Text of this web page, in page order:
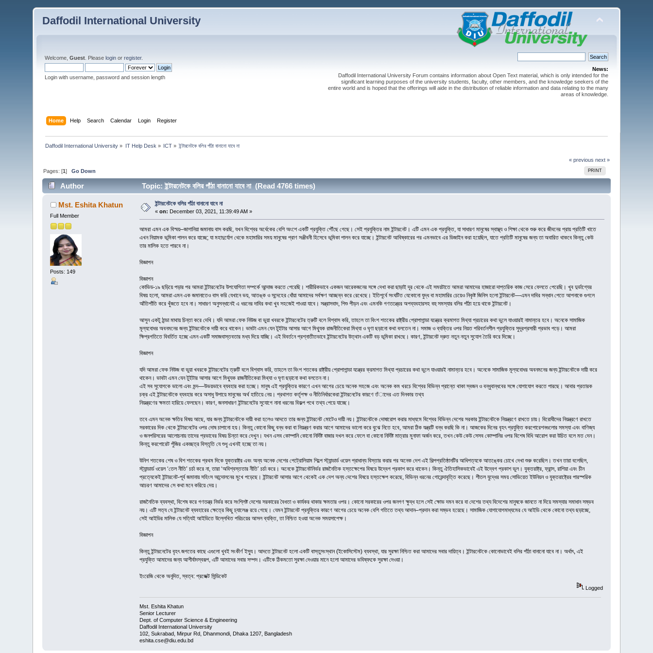
Daffodil International University
Welcome,Guest . Pleaselogin orregister.
Login with username, password and session length
News:
Daffodil International University Forum contains information about Open Text material, which is only intended for the
significant learning purposes of the university students, faculty, other members, and the knowledge seekers of the
entire world and is hoped that the offerings will aide in the distribution of reliable information and data relating to the many
areas of knowledge.
Home Help Search Calendar Login Register
Daffodil International University » IT Help Desk » ICT » ইন্টারনেটকে বলির পাঁঠা বানানো যাবে না
« previous next »
PRINT
Pages: [1]Go Down
Author Topic: ইন্টারনেটকে বলির পাঁঠা বানানো যাবে না (Read 4766 times)
Mst. Eshita Khatun
Full Member
Posts: 149
ইন্টারনেটকে বলির পাঁঠা বানানো যাবে না
«on: December 03, 2021, 11:39:49 AM »
আমরা এমন এক বিস্ময়–জাগানিয়া জমানায় বাস করছি, যখন বিশ্বের অর্ধেকের বেশি অংশে একটি প্রযুক্তি পৌঁছে গেছে। সেই প্রযুক্তির নাম ইন্টারনেট। এটি এমন এক প্রযুক্তি, যা সাধারণ মানুষের স্বাস্থ্য ও শিক্ষা থেকে শুরু করে জীবনের প্রায় প্রতিটি খাতে
এখন নিয়ামক ভূমিকা পালন করে যাচ্ছে; যা মহাদুর্যোগ থেকে মহামারির সময় মানুষের প্রাণ সঞ্জীবনী হিসেবে ভূমিকা পালন করে যাচ্ছে। ইন্টারনেট আবিষ্কারের পর এমনভাবে এর ডিজাইন করা হয়েছিল, যাতে প্রতিটি মানুষের জন্য তা অবারিত থাকবে কিন্তু কেউ
তার মালিক হতে পারবে না।
বিজ্ঞাপন
বিজ্ঞাপন
কোভিড-১৯ ছড়িয়ে পড়ার পর আমরা ইন্টারনেটের উপযোগিতা সম্পর্কে আন্দাজ করতে পেরেছি। শারীরিকভাবে একজন আরেকজনের সঙ্গে দেখা করা ছাড়াই দূর থেকে এই সময়টাতে আমরা আমাদের হাজারো দাপ্তরিক কাজ সেরে ফেলতে পেরেছি। খুব দুর্ভাগ্যের
বিষয় হলো, আমরা এমন এক জমানাতেও বাস করি যেখানে ভয়, আতঙ্ক ও সন্দেহের ধোঁয়া আমাদের সর্বক্ষণ আচ্ছন্ন করে রেখেছে। ইতিপূর্বে সংঘটিত যেকোনো যুদ্ধ বা মহামারির চেয়েও নিকৃষ্ট জিনিস হলো ইন্টারনেট—এমন দাবির সন্ধান পেতে আপনাকে গুগলে
আঁতিপাঁতি করে খুঁজতে হবে না। সাধারণ অনুসন্ধানেই এ ধরনের দাবির কথা খুব সহজেই পাওয়া যাবে। সন্ত্রাসবাদ, শিশু পীড়ন এবং এমনকি গণতন্ত্রের অপব্যবহারসহ বহু সমস্যার বলির পাঁঠা হয়ে থাকে ইন্টারনেট।
আসুন একটু ঠান্ডা মাথায় চিন্তা করে দেখি। যদি আমরা ফেক নিউজ বা ভুয়া খবরকে ইন্টারনেটের ত্রুটি বলে বিশ্বাস করি, তাহলে তা বিংশ শতকের রাষ্ট্রীয় প্রোপাগান্ডা যন্ত্রের ক্রমাগত মিথ্যা প্রচারের কথা ভুলে যাওয়ারই নামান্তর হবে। অনেকে সামাজিক
মূল্যবোধর অবনমনের জন্য ইন্টারনেটকে দায়ী করে থাকেন। ভাবটা এমন যেন টুইটার আসার আগে মিথ্যুক রাজনীতিকেরা মিথ্যা ও ঘৃণা ছড়ানো কথা বলতেন না। সমাজ ও ব্যক্তির ওপর নিয়ত পরিবর্তনশীল প্রযুক্তির সুদূরপ্রসারী প্রভাব পড়ে। আমরা
ক্ষিপ্রগতিতে বিবর্তিত হচ্ছে এমন একটি সমাজবাস্তবতার মধ্য দিয়ে যাচ্ছি। এই বিবর্তনে প্রশ্নাতীতভাবে ইন্টারনেটের উত্থান একটি বড় ভূমিকা রাখছে। কারণ, ইন্টারনেট দ্রুত নতুন নতুন সুযোগ তৈরি করে দিচ্ছে।
বিজ্ঞাপন
যদি আমরা ফেক নিউজ বা ভুয়া খবরকে ইন্টারনেটের ত্রুটি বলে বিশ্বাস করি, তাহলে তা বিংশ শতকের রাষ্ট্রীয় প্রোপাগান্ডা যন্ত্রের ক্রমাগত মিথ্যা প্রচারের কথা ভুলে যাওয়ারই নামান্তর হবে। অনেকে সামাজিক মূল্যবোধর অবনমনের জন্য ইন্টারনেটকে দায়ী করে
থাকেন। ভাবটা এমন যেন টুইটার আসার আগে মিথ্যুক রাজনীতিকেরা মিথ্যা ও ঘৃণা ছড়ানো কথা বলতেন না।
এই সব সুযোগকে ভালো এবং মন্দ—উভয়ভাবে ব্যবহার করা হচ্ছে। মানুষ এই প্রযুক্তির কারণে এখন আগের চেয়ে অনেক সহজে এবং অনেক কম খরচে বিশ্বের বিভিন্ন প্রান্তে থাকা স্বজন ও বন্ধুবান্ধবের সঙ্গে যোগাযোগ করতে পারছে। আবার প্রতারক
চক্র এই ইন্টারনেটকে ব্যবহার করে অসাধু উপায়ে মানুষের অর্থ হাতিয়ে নেয়। প্রথাগত কর্তৃপক্ষ ও নীতিনির্ধারকেরা ইন্টারনেটের কারণে তঁাদের এত দিনকার তথ্য
নিয়ন্ত্রণের ক্ষমতা হারিয়ে ফেলছেন। কারণ, জনসাধারণ ইন্টারনেটের সুযোগে নানা ধরনের বিকল্প পথে তথ্য পেয়ে যাচ্ছে।
তবে এমন অনেক ক্ষতির বিষয় আছে, যার জন্য ইন্টারনেটকে দায়ী করা হলেও আদতে তার জন্য ইন্টারনেট মোটেও দায়ী নয়। ইন্টারনেটকে দোষারোপ করার মাধ্যমে বিশ্বের বিভিন্ন দেশের সরকার ইন্টারনেটকে নিয়ন্ত্রণে রাখতে চায়। বিরোধীদের নিয়ন্ত্রণে রাখতে
সরকারের দিক থেকে ইন্টারনেটের ওপর দোষ চাপানো হয়। কিন্তু কোনো কিছু বন্ধ করা বা নিয়ন্ত্রণ করার আগে আমাদের ভালো করে বুঝে নিতে হবে, আমরা ঠিক যন্ত্রটি বন্ধ করছি কি না। আজকের দিনের বৃহৎ প্রযুক্তি করপোরেশনগুলোর সমস্যা এবং বাণিজ্য
ও জনপরিসরের আলোচনায় তাদের প্রভাবের বিষয় চিন্তা করে দেখুন। যখন এসব কোম্পানি কোনো নির্দিষ্ট বাজার দখল করে ফেলে বা কোনো নির্দিষ্ট মাত্রার মুনাফা অর্জন করে, তখন কেউ কেউ সেসব কোম্পানির ওপর বিশেষ বিধি আরোপ করা উচিত বলে মত দেন।
কিন্তু করপোরেট পুঁজির একচ্ছত্র বিস্তৃতি যে শুধু এখনই হচ্ছে তা নয়।
উনিশ শতকের শেষ ও বিশ শতকের প্রথম দিকে যুক্তরাষ্ট্র এবং অন্য অনেক দেশের পেট্রোলিয়াম শিল্পে স্ট্যান্ডার্ড ওয়েল প্রাধান্য বিস্তার করার পর অনেক দেশ এই শিল্পপ্রতিষ্ঠানটির আধিপত্যকে আতঙ্কের চোখে দেখা শুরু করেছিল। তখন তারা বলেছিল,
স্ট্যান্ডার্ড ওয়েল ‘তেল নীতি’ চর্চা করে না, তারা ‘অবিশ্বস্ততার নীতি’ চর্চা করে। অনেকে ইন্টারনেটনির্ভর রাজনৈতিক হস্তক্ষেপের বিষয়ে উদ্বেগ প্রকাশ করে থাকেন। কিন্তু ঐতিহাসিকভাবেই এই উদ্বেগ প্রকাশ ভুল। যুক্তরাষ্ট্র, ফ্রান্স, রাশিয়া এবং চীন
প্রত্যেকেই ইন্টারনেট-পূর্ব জমানায় সহিংস আন্দোলনের মুখে পড়েছে। ইন্টারনেট আসার আগে থেকেই এক দেশ অন্য দেশের বিষয়ে হস্তক্ষেপ করেছে, বিভিন্ন ধরনের গোয়েন্দাবৃত্তি করেছে। শীতল যুদ্ধের সময় সোভিয়েত ইউনিয়ন ও যুক্তরাষ্ট্রের পারস্পরিক
আচরণ আমাদের সে কথা মনে করিয়ে দেয়।
রাজনৈতিক ব্যবস্থা, বিশেষ করে গণতন্ত্র নির্ভর করে সংশ্লিষ্ট দেশের সরকারের বৈধতা ও কার্যকর থাকার ক্ষমতার ওপর। কোনো সরকারের ওপর জনগণ ক্ষুব্ধ হলে সেই ক্ষোভ দমন করে বা দেশের তথ্য বিদেশের মানুষকে জানতে না দিয়ে সমস্যার সমাধান সম্ভব
নয়। এটি সত্য যে ইন্টারনেট ব্যবহারের ক্ষেত্রে কিছু চ্যালেঞ্জ রয়ে গেছে। যেমন ইন্টারনেট প্রযুক্তির কারণে আগের চেয়ে অনেক বেশি গতিতে তথ্য আদান–প্রদান করা সম্ভব হয়েছে। সামাজিক যোগাযোগমাধ্যমের যে আইডি থেকে কোনো তথ্য ছড়াচ্ছে,
সেই আইডির মালিক যে সত্যিই আইডিতে উল্লেখিত পরিচয়ের আসল ব্যক্তি, তা নিশ্চিত হওয়া অনেক সময়সাপেক্ষ।
বিজ্ঞাপন
কিন্তু ইন্টারনেটের বৃহৎ জগতের কাছে এগুলো খুবই সংকীর্ণ ইস্যু। আদতে ইন্টারনেট হলো একটি বাস্তুসংস্থান (ইকোসিস্টেম) ব্যবস্থা, যার সুরক্ষা নিশ্চিত করা আমাদের সবার দায়িত্ব। ইন্টারনেটকে কোনোভাবেই বলির পাঁঠা বানানো যাবে না। অর্থাৎ, এই
প্রযুক্তি আমাদের জন্য আশীর্বাদস্বরূপ, এটি আমাদের সবার সম্পদ। এটিকে ঠিকমতো সুরক্ষা দেওয়ার মানে হলো আমাদের ভবিষ্যৎকে সুরক্ষা দেওয়া।
ইংরেজি থেকে অনূদিত, স্বত্ব: প্রজেক্ট সিন্ডিকেট
Logged
Mst. Eshita Khatun
Senior Lecturer
Dept. of Computer Science & Engineering
Daffodil International University
102, Sukrabad, Mirpur Rd, Dhanmondi, Dhaka 1207, Bangladesh
eshita.cse@diu.edu.bd